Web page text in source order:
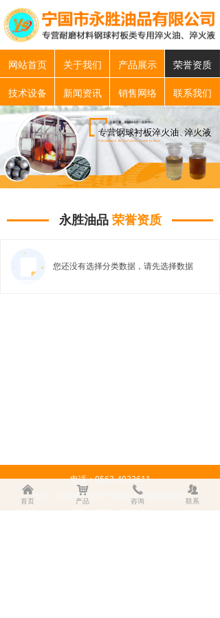
技术设备 新闻资讯 销售网络 联系我们
网站首页 关于我们 产品展示 荣誉资质
您还没有选择分类数据，请先选择数据
永胜油品 荣誉资质
电话：0563-4033611
地址：安徽省宁国市宁阳中路台客隆斜对面
낀
首页
낙
产品
끅
咨询
뀡
联系